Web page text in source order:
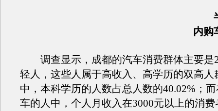
半
内购
调查显示，成都的汽车消费群体主要是
轻人，这些人属于高收入、高学历的双高人
中，本科学历的人数占总人数的40.02%；
车的人中，个人月收入在3000元以上的消